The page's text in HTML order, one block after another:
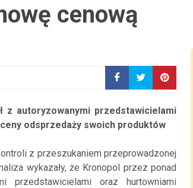
cenową
z autoryzowanymi przedstawicielami
odsprzedaży swoich produktów
z przeszukaniem przeprowadzonej
wykazały, że Kronopol przez ponad
oraz hurtowniami